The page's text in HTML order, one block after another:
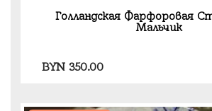
Голландская Фарфоровая
Мальчик
BYN350.00